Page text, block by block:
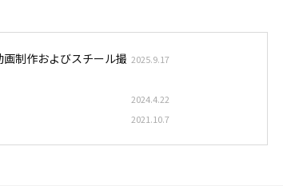
制作およびスチール撮 2025.9.17
2024.4.22
2021.10.7